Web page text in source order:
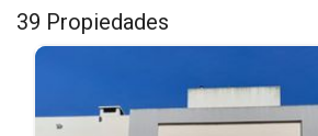
39 Propiedades